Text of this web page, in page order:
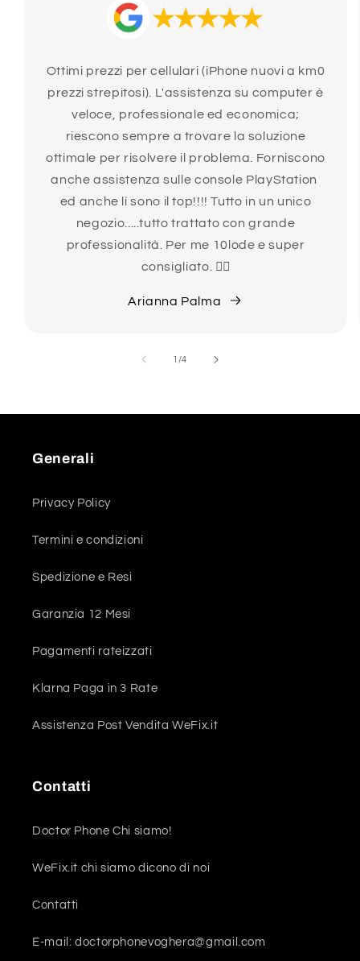
Ottimi prezzi per cellulari (iPhone nuovi a km0
prezzi strepitosi). L'assistenza su computer è
veloce, professionale ed economica;
riescono sempre a trovare la soluzione
ottimale per risolvere il problema. Forniscono
anche assistenza sulle console PlayStation
ed anche lì sono il top!!!! Tutto in un unico
negozio.....tutto trattato con grande
professionalità. Per me 10lode e super
consigliato. 👍🏻
Arianna Palma
1 /su
4
Generali
Privacy Policy
Termini e condizioni
Spedizione e Resi
Garanzia 12 Mesi
Pagamenti rateizzati
Klarna Paga in 3 Rate
Assistenza Post Vendita WeFix.it
Contatti
Doctor Phone Chi siamo!
WeFix.it chi siamo dicono di noi
Contatti
E-mail: doctorphonevoghera@gmail.com